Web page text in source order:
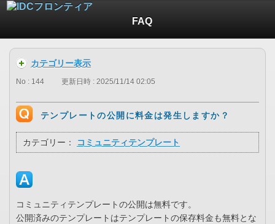
FAQ
カテゴリー表示
No : 144 更新日時 : 2025/11/14 02:05
テンプレートの公開に料金は発生しますか？
カテゴリー： コミュニティテンプレート
コミュニティテンプレートの公開は無料です。
公開済みのテンプレートはテンプレートの保存料金も無料とな